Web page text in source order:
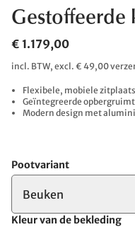
Gestoffeerde
€ 1.179,00
incl. BTW, excl. € 49,00
Flexibele, mobiele
Geïntegreerde
Modern design met
Pootvariant
Beuken
Kleur van de bekleding